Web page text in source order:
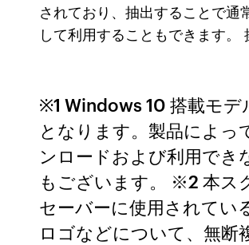
されており、抽出することで通
して利用することもできます。
※1 Windows 10 搭載モデ
となります。製品によっ
ンロードおよび利用でき
もございます。 ※2 本ス
セーバーに使用されてい
ロゴなどについて、無断